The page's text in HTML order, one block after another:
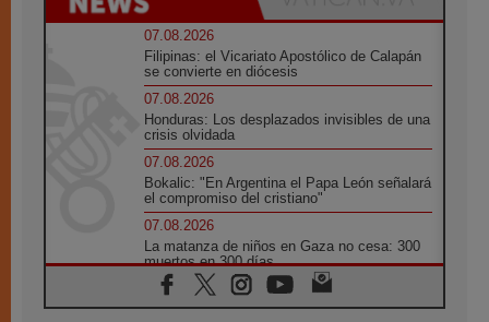
07.08.2026
Filipinas: el Vicariato Apostólico de Calapán
se convierte en diócesis
07.08.2026
Honduras: Los desplazados invisibles de una
crisis olvidada
07.08.2026
Bokalic: "En Argentina el Papa León señalará
el compromiso del cristiano"
07.08.2026
La matanza de niños en Gaza no cesa: 300
muertos en 300 días
07.08.2026
Tagle: La guerra desfigura el mundo, solo la